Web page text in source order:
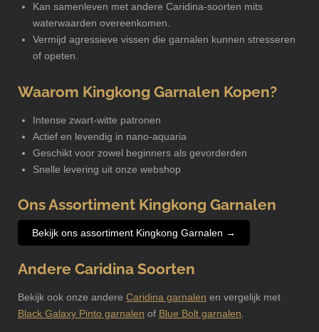
Kan samenleven met andere Caridina-soorten mits
waterwaarden overeenkomen.
Vermijd agressieve vissen die garnalen kunnen stresseren
of opeten.
Waarom Kingkong Garnalen Kopen?
Intense zwart-witte patronen
Actief en levendig in nano-aquaria
Geschikt voor zowel beginners als gevorderden
Snelle levering uit onze webshop
Ons Assortiment Kingkong Garnalen
Bekijk ons assortiment Kingkong Garnalen →
Andere Caridina Soorten
Bekijk ook onze andere Caridina garnalen en vergelijk met
Black Galaxy Pinto garnalen of Blue Bolt garnalen